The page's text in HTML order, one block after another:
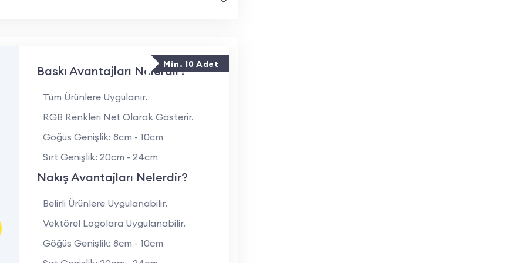
ve modern bir görünüm sunar.
bir alternatif.
uygun uzun ömürlü yapı.
nakış ile kurumsal kimliğe uygun hale
Nelerdir?
havalarda çalışanlar için konforlu ve dayanıklı
için profesyonel bir çözüm sunar.
Baskı Avantajları Nelerdir?
Tüm Ürünlere Uygulanır.
RGB Renkleri Net Olarak Gösterir.
Göğüs Genişlik: 8cm - 10cm
Sırt Genişlik: 20cm - 24cm
Nakış Avantajları Nelerdir?
Belirli Ürünlere Uygulanabilir.
Vektörel Logolara Uygulanabilir.
Göğüs Genişlik: 8cm - 10cm
Min. 10 Adet